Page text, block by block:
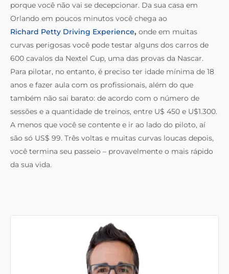
porque você não vai se decepcionar. Da sua casa em
Orlando em poucos minutos você chega ao
Richard Petty Driving Experience, onde em muitas
curvas perigosas você pode testar alguns dos carros de
600 cavalos da Nextel Cup, uma das provas da Nascar.
Para pilotar, no entanto, é preciso ter idade mínima de 18
anos e fazer aula com os profissionais, além do que
também não sai barato: de acordo com o número de
sessões e a quantidade de treinos, entre U$ 450 e U$1.300.
A menos que você se contente e ir ao lado do piloto, aí
são só US$ 99. Três voltas e muitas curvas loucas depois,
você termina seu passeio – provavelmente o mais rápido
da sua vida.